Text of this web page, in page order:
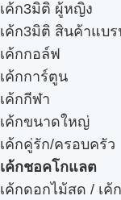
เค้ก3มิติ ผู้หญิง
เค้ก3มิติ สินค้าแบร
เค้กกอล์ฟ
เค้กการ์ตูน
เค้กกีฬา
เค้กขนาดใหญ่
เค้กคู่รัก/ครอบครัว
เค้กชอคโกแลต
เค้กดอกไม้สด / เค้